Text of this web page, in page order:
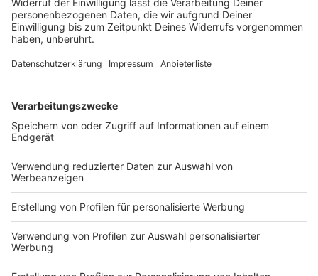
Mit deutlich überhöhter Geschwindigkeit und
riskanten Überholmanövern flüchtet ein 24-Jähriger
Baum. Die Ermittler bitten Zeugen um Hinweise.
DEINE GEMERKTEN ARTIKEL
Du hast dir noch keine Artikel gemerkt
Markiere sie hierfür mit einem